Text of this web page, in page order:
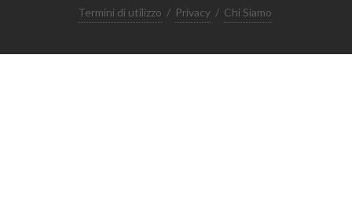
Termini di utilizzo / Privacy / Chi Siamo